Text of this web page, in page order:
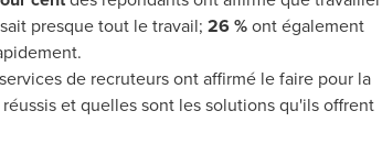
presque tout le travail; 26 %ont également
de recruteurs ont affirmé le faire pour la
et quelles sont les solutions qu'ils offrent